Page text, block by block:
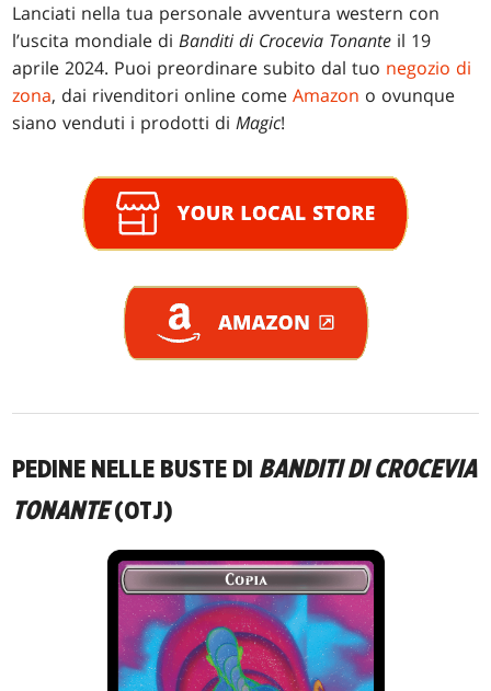
Lanciati nella tua personale avventura western con
l’uscita mondiale diBanditi di Crocevia Tonante il 19
aprile 2024. Puoi preordinare subito dal tuo negozio di
zona, dai rivenditori online comeAmazon o ovunque
siano venduti i prodotti diMagic!
PEDINE NELLE BUSTE DI BANDITI DI CROCEVIA
TONANTE(OTJ)